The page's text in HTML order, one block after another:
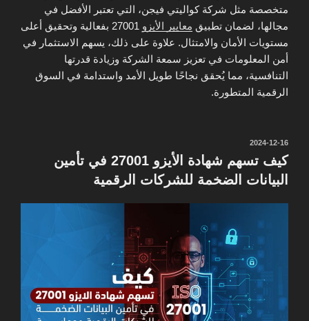
متخصصة مثل شركة كواليتي فيجن، التي تعتبر الأفضل في
مجالها، لضمان تطبيق معايير الأيزو
27001 بفعالية وتحقيق أعلى
مستويات الأمان والامتثال. علاوة على ذلك، يسهم الاستثمار في
أمن المعلومات في تعزيز سمعة الشركة وزيادة قدرتها
التنافسية، مما يُحقق نجاحًا طويل الأمد واستدامة في السوق
الرقمية المتطورة.
نُشر
في
2024-12-16
كيف تسهم شهادة الأيزو 27001 في تأمين
البيانات الضخمة للشركات الرقمية